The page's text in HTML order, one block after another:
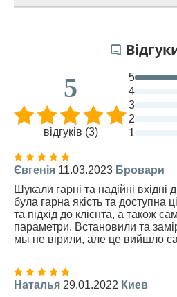
5
відгуків (3)
5
4
3
2
1
Євгенія 11.03.2023 Бровари
Шукали гарні та надійні вхідні
була гарна якість та доступна
та підхід до клієнта, а також
параметри. Встановили та
мы не вірили, але це вийшло
Наталья 29.01.2022 Киев